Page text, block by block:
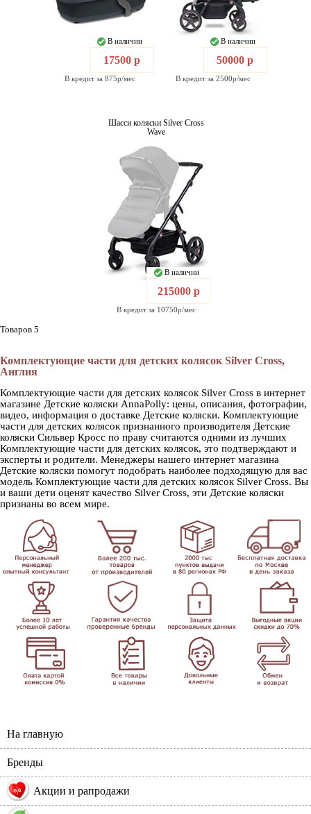
В наличии
17500 р
В кредит за 875р/мес
В наличии
50000 р
В кредит за 2500р/мес
Шасси коляски Silver Cross
Wave
В наличии
215000 р
В кредит за 10750р/мес
Товаров 5
Комплектующие части для детских колясок Silver Cross,
Англия
Комплектующие части для детских колясок Silver Cross в интернет
магазине Детские коляски AnnaPolly: цены, описания, фотографии,
видео, информация о доставке Детские коляски. Комплектующие
части для детских колясок признанного производителя Детские
коляски Сильвер Кросс по праву считаются одними из лучших
Комплектующие части для детских колясок, это подтверждают и
эксперты и родители. Менеджеры нашего интернет магазина
Детские коляски помогут подобрать наиболее подходящую для вас
модель Комплектующие части для детских колясок Silver Cross. Вы
и ваши дети оценят качество Silver Cross, эти Детские коляски
признаны во всем мире.
На главную
Бренды
% Акции и рапродажи